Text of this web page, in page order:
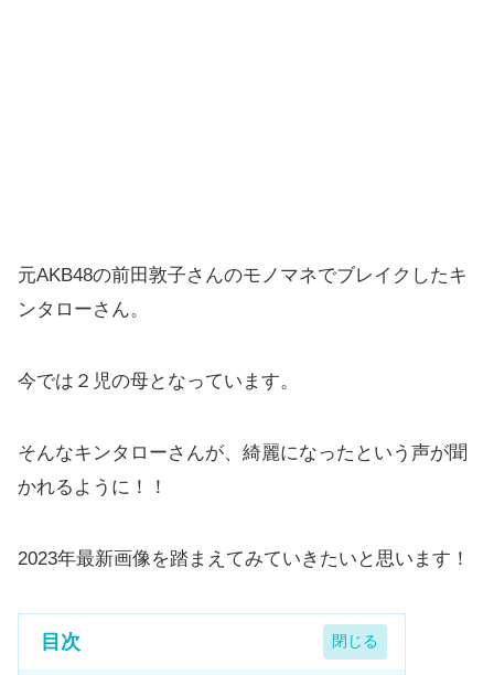
元AKB48の前田敦子さんのモノマネでブレイクしたキ
ンタローさん。
今では２児の母となっています。
そんなキンタローさんが、綺麗になったという声が聞
かれるように！！
2023年最新画像を踏まえてみていきたいと思います！
目次